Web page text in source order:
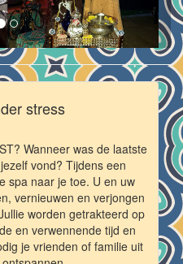
stress
Wanneer was de laatste
vond? Tijdens een
spa naar je toe. U en uw
vernieuwen en verjongen
worden getrakteerd op
en verwennende tijd en
je vrienden of familie uit